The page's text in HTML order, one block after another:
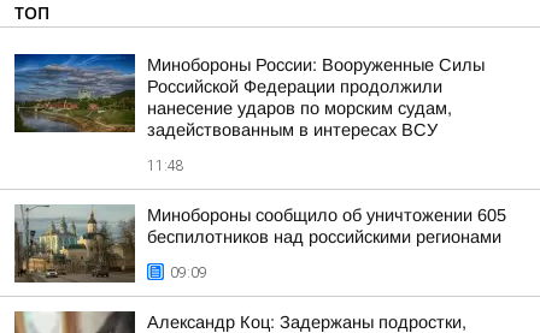
ТОП
Минобороны России: Вооруженные Силы
Российской Федерации продолжили
нанесение ударов по морским судам,
задействованным в интересах ВСУ
11:48
Минобороны сообщило об уничтожении 605
беспилотников над российскими регионами
09:09
Александр Коц: Задержаны подростки,